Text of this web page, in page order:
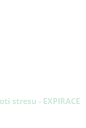
stresu - EXPIRACE